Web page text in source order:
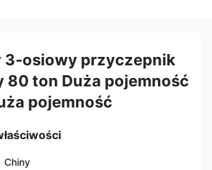
3-osiowy przyczepnik
80 ton Duża pojemność
pojemność
Chiny